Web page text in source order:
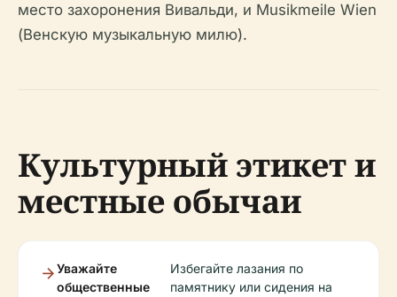
место захоронения Вивальди, и Musikmeile Wien
(Венскую музыкальную милю).
Культурный этикет и
местные обычаи
Уважайте
общественные
Избегайте лазания по
памятнику или сидения на